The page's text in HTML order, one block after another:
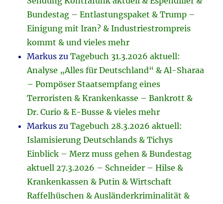
Bundestag – Entlastungspaket & Trump –
Einigung mit Iran? & Industriestrompreis
kommt & und vieles mehr
Markus zuTagebuch 31.3.2026 aktuell:
Analyse „Alles für Deutschland“ & Al-Sharaa
– Pompöser Staatsempfang eines
Terroristen & Krankenkasse – Bankrott &
Dr. Curio & E-Busse & vieles mehr
Markus zuTagebuch 28.3.2026 aktuell:
Islamisierung Deutschlands & Tichys
Einblick – Merz muss gehen & Bundestag
aktuell 27.3.2026 – Schneider – Hilse &
Krankenkassen & Putin & Wirtschaft
Raffelhüschen & Ausländerkriminalität &